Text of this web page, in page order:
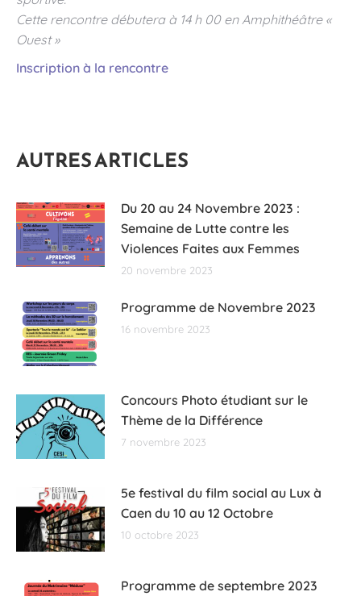
Cette rencontre débutera à 14 h 00 en Amphithéâtre «
Ouest »
Inscription à la rencontre
AUTRES ARTICLES
Du 20 au 24 Novembre 2023 :
Semaine de Lutte contre les
Violences Faites aux Femmes
20 novembre 2023
Programme de Novembre 2023
16 novembre 2023
Concours Photo étudiant sur le
Thème de la Différence
7 novembre 2023
5e festival du film social au Lux à
Caen du 10 au 12 Octobre
10 octobre 2023
Programme de septembre 2023